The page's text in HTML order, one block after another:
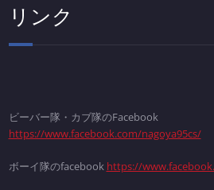
リンク
ビーバー隊・カブ隊のFacebook
https://www.facebook.com/nagoya95cs/
ボーイ隊のfacebook https://